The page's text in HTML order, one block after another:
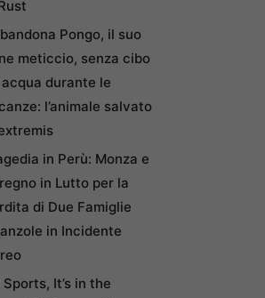
Pongo, il suo
meticcio, senza cibo
acqua durante le
l’animale salvato
in Perù: Monza e
in Lutto per la
di Due Famiglie
in Incidente
Sports, It’s in the